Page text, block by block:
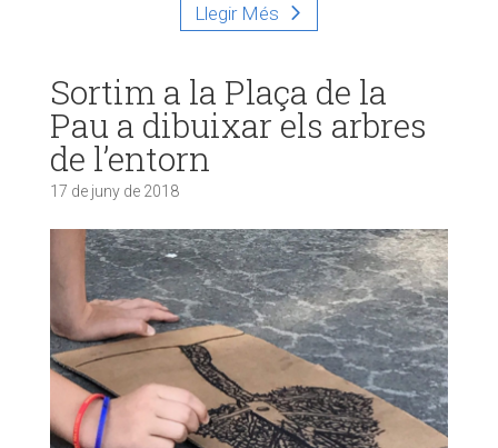
Llegir Més
Sortim a la Plaça de la
Pau a dibuixar els arbres
de l’entorn
17 de juny de 2018